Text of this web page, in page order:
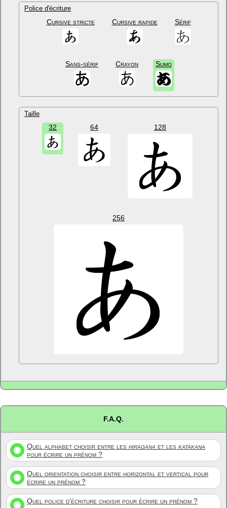
Police d'écriture
Cursive stricte Cursive rapide Sérif
Sans-sérif Crayon Sumo
Taille
32 64 128
256
F.A.Q.
Quel alphabet choisir entre les hiragana et les katakana
pour écrire un prénom ?
Quel orientation choisir entre horizontal et vertical pour
écrire un prénom ?
Quel police d'écriture choisir pour écrire un prénom ?